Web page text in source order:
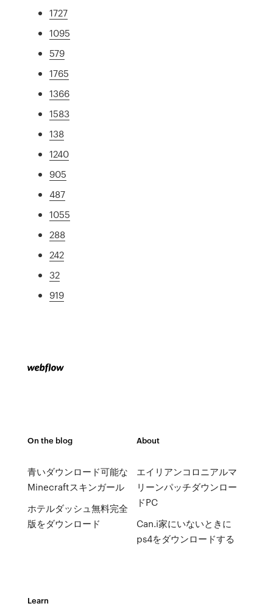
1727
1095
579
1765
1366
1583
138
1240
905
487
1055
288
242
32
919
On the blog
青いダウンロード可能な
Minecraftスキンガール
ホテルダッシュ無料完全
版をダウンロード
About
エイリアンコロニアルマ
リーンパッチダウンロー
ドPC
Can.i家にいないときに
ps4をダウンロードする
Learn